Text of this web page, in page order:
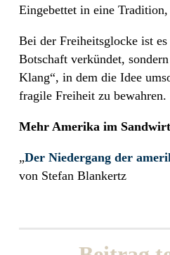
Eingebettet in eine
Bei der Freiheitsglocke ist
Botschaft verkündet,
Klang“, in dem die Idee
fragile Freiheit zu bewahren.
Mehr Amerika im
„Der Niedergang der
von Stefan Blankertz